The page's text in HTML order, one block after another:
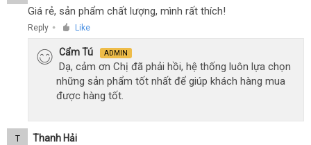
Giá rẻ, sản phẩm chất lượng, mình rất thích!
Reply ● Like
Cẩm Tú ADMIN
Dạ, cảm ơn Chị đã phải hồi, hệ thống luôn lựa chọn
những sản phẩm tốt nhất để giúp khách hàng mua
được hàng tốt.
T Thanh Hải